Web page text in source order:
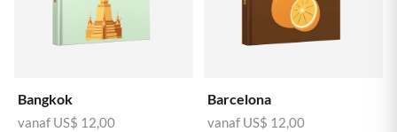
Bangkok
vanaf US$ 12,00
Barcelona
vanaf US$ 12,00